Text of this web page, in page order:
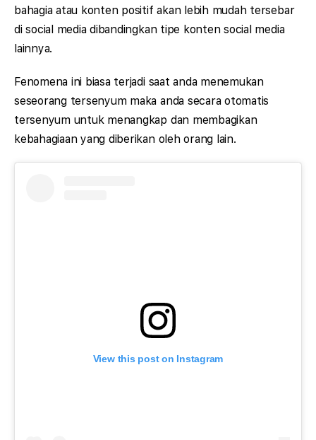
bahagia atau konten positif akan lebih mudah tersebar
di social media dibandingkan tipe konten social media
lainnya.
Fenomena ini biasa terjadi saat anda menemukan
seseorang tersenyum maka anda secara otomatis
tersenyum untuk menangkap dan membagikan
kebahagiaan yang diberikan oleh orang lain.
View this post on Instagram